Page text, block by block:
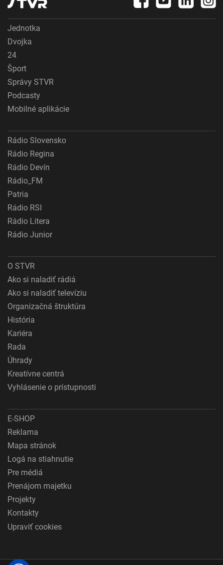
Jednotka
Dvojka
24
Šport
Správy STVR
Podcasty
Mobilné aplikácie
Rádio Slovensko
Rádio Regina
Rádio Devín
Rádio_FM
Patria
Rádio RSI
Rádio Litera
Rádio Junior
O STVR
Ako si naladiť rádiá
Ako si naladiť televíziu
Organizačná štruktúra
História
Kariéra
Rada
Úhrady
Kreatívne centrá
Vyhlásenie o prístupnosti
E-SHOP
Reklama
Mapa stránok
Logá na stiahnutie
Pre médiá
Prenájom majetku
Projekty
Kontakty
Upraviť cookies